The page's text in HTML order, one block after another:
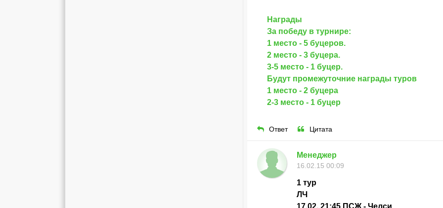
Награды
За победу в турнире:
1 место - 5 буцеров.
2 место - 3 буцера.
3-5 место - 1 буцер.
Будут промежуточние награды туров
1 место - 2 буцера
2-3 место - 1 буцер
Ответ Цитата
Менеджер
16.02.15 00:09
1 тур
ЛЧ
17.02. 21:45 ПСЖ - Челси